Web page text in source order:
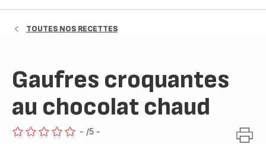
TOUTES NOS RECETTES
Gaufres croquantes
au chocolat chaud
- /5 -